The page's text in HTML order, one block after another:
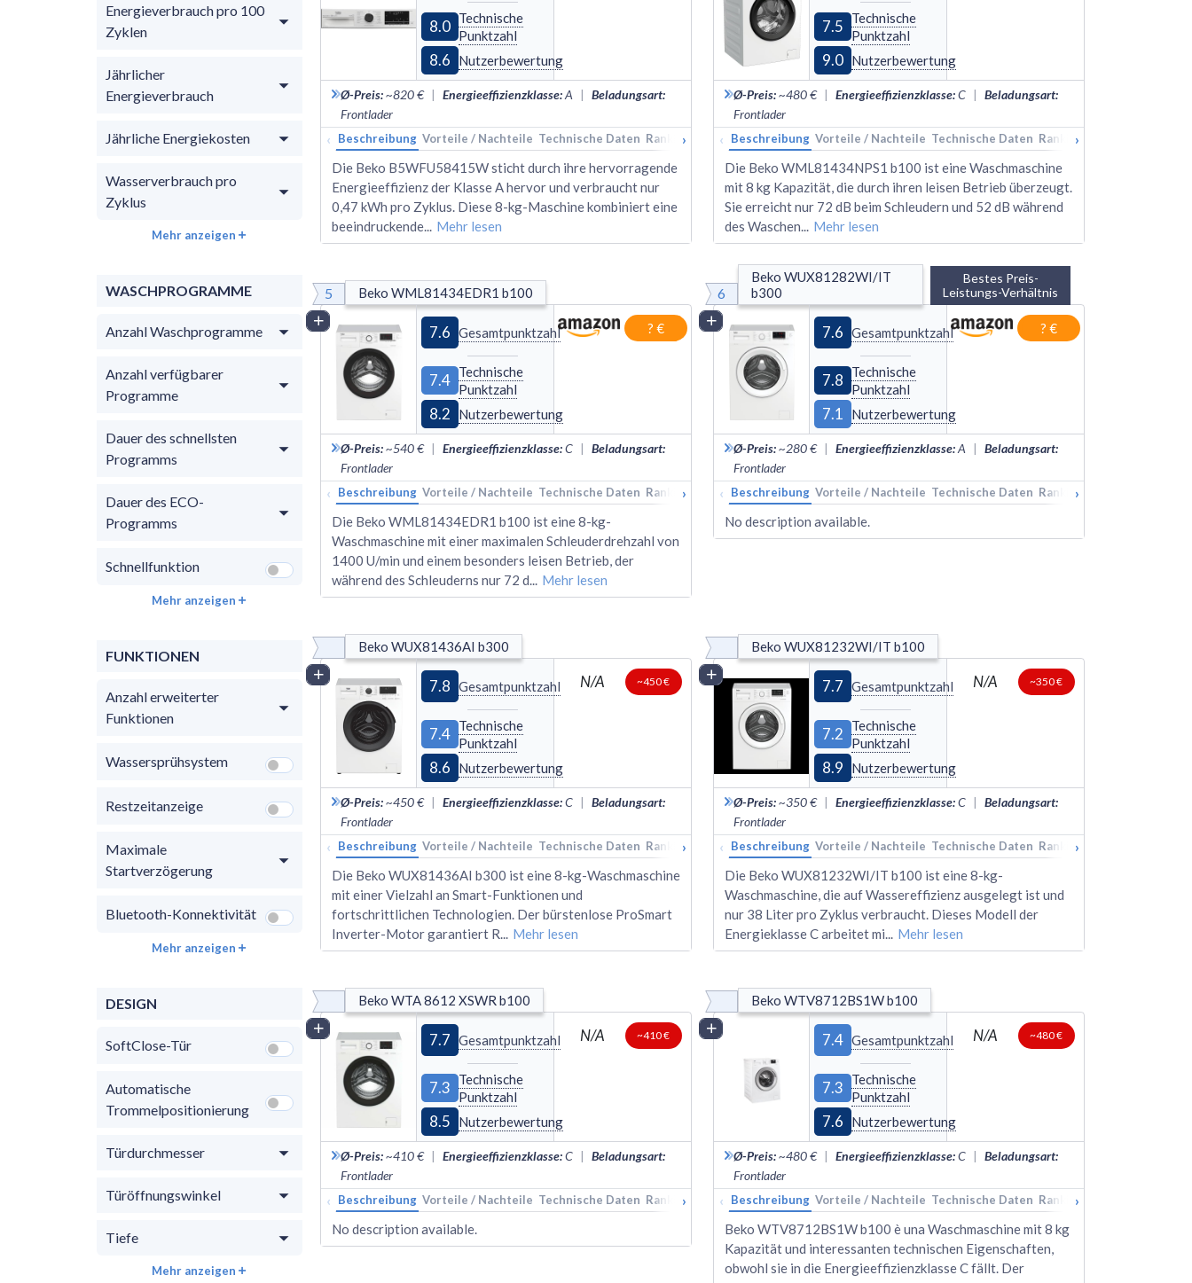
Energieverbrauch pro 100
Zyklen
Jährlicher
Energieverbrauch
Jährliche Energiekosten
Wasserverbrauch pro
Zyklus
Mehr anzeigen
WASCHPROGRAMME
Anzahl Waschprogramme
Anzahl verfügbarer
Programme
Dauer des schnellsten
Programms
Dauer des ECO-
Programms
Schnellfunktion
Mehr anzeigen
FUNKTIONEN
Anzahl erweiterter
Funktionen
Wassersprühsystem
Restzeitanzeige
Maximale
Startverzögerung
Bluetooth-Konnektivität
Mehr anzeigen
DESIGN
SoftClose-Tür
Automatische
Trommelpositionierung
Türdurchmesser
Türöffnungswinkel
Tiefe
Mehr anzeigen
8.0 Technische
Punktzahl
8.6 Nutzerbewertung
Ø-Preis:~820 € | Energieeffizienzklasse:A | Beladungsart:
Frontlader
‹ Beschreibung Vorteile / Nachteile Technische Daten Rankings Alternativen
›
Die Beko B5WFU58415W sticht durch ihre hervorragende
Energieeffizienz der Klasse A hervor und verbraucht nur
0,47 kWh pro Zyklus. Diese 8-kg-Maschine kombiniert eine
beeindruckende... Mehr lesen
7.5
Technische
Punktzahl
9.0 Nutzerbewertung
Ø-Preis:~480 € | Energieeffizienzklasse:C | Beladungsart:
Frontlader
‹ Beschreibung Vorteile / Nachteile Technische Daten Rankings
›
Die Beko WML81434NPS1 b100 ist eine Waschmaschine
mit 8 kg Kapazität, die durch ihren leisen Betrieb überzeugt.
Sie erreicht nur 72 dB beim Schleudern und 52 dB während
des Waschen... Mehr lesen
5 Beko WML81434EDR1 b100
Vergleich
7.6 Gesamtpunktzahl
7.4 Technische
Punktzahl
8.2 Nutzerbewertung
? €
Ø-Preis:~540 € | Energieeffizienzklasse:C | Beladungsart:
Frontlader
‹ Beschreibung Vorteile / Nachteile Technische Daten Rankings Alternativen
›
Die Beko WML81434EDR1 b100 ist eine 8-kg-
Waschmaschine mit einer maximalen Schleuderdrehzahl von
1400 U/min und einem besonders leisen Betrieb, der
während des Schleuderns nur 72 d... Mehr lesen
6
Beko WUX81282WI/IT
b300
Bestes Preis-
Leistungs-Verhältnis
Vergleich
7.6 Gesamtpunktzahl
7.8
Technische
Punktzahl
7.1 Nutzerbewertung
? €
Ø-Preis:~280 € | Energieeffizienzklasse:A | Beladungsart:
Frontlader
‹ Beschreibung Vorteile / Nachteile Technische Daten Rankings
›
No description available.
Beko WUX81436AI b300
Vergleich
7.8 Gesamtpunktzahl
7.4 Technische
Punktzahl
8.6 Nutzerbewertung
N/A ~450 €
Ø-Preis:~450 € | Energieeffizienzklasse:C | Beladungsart:
Frontlader
‹ Beschreibung Vorteile / Nachteile Technische Daten Rankings Alternativen
›
Die Beko WUX81436AI b300 ist eine 8-kg-Waschmaschine
mit einer Vielzahl an Smart-Funktionen und
fortschrittlichen Technologien. Der bürstenlose ProSmart
Inverter-Motor garantiert R... Mehr lesen
Beko WUX81232WI/IT b100
Vergleich
7.7 Gesamtpunktzahl
7.2
Technische
Punktzahl
8.9 Nutzerbewertung
N/A ~350 €
Ø-Preis:~350 € | Energieeffizienzklasse:C | Beladungsart:
Frontlader
‹ Beschreibung Vorteile / Nachteile Technische Daten Rankings
›
Die Beko WUX81232WI/IT b100 ist eine 8-kg-
Waschmaschine, die auf Wassereffizienz ausgelegt ist und
nur 38 Liter pro Zyklus verbraucht. Dieses Modell der
Energieklasse C arbeitet mi... Mehr lesen
Beko WTA 8612 XSWR b100
Vergleich
7.7 Gesamtpunktzahl
7.3
Technische
Punktzahl
8.5 Nutzerbewertung
N/A ~410 €
Ø-Preis:~410 € | Energieeffizienzklasse:C | Beladungsart:
Frontlader
‹ Beschreibung Vorteile / Nachteile Technische Daten Rankings Alternativen
›
No description available.
Beko WTV8712BS1W b100
Vergleich
7.4 Gesamtpunktzahl
7.3
Technische
Punktzahl
7.6 Nutzerbewertung
N/A ~480 €
Ø-Preis:~480 € | Energieeffizienzklasse:C | Beladungsart:
Frontlader
‹ Beschreibung Vorteile / Nachteile Technische Daten Rankings
›
Beko WTV8712BS1W b100 è una Waschmaschine mit 8 kg
Kapazität und interessanten technischen Eigenschaften,
obwohl sie in die Energieeffizienzklasse C fällt. Der